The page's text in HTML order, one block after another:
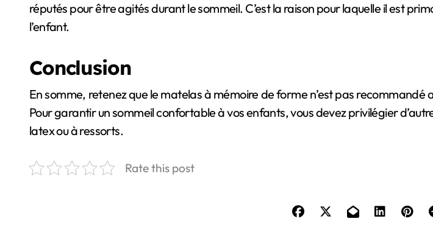
réputés pour être agités durant le sommeil. C’est la raison pour laquelle il est
l’enfant.
Conclusion
En somme, retenez que le matelas à mémoire de forme n’est pas
Pour garantir un sommeil confortable à vos enfants, vous devez privilégier
latex ou à ressorts.
Rate this post